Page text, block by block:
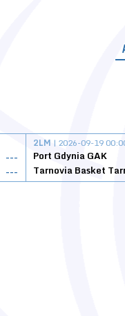
---
---
2LM | 2026-09-19
Port Gdynia GAK